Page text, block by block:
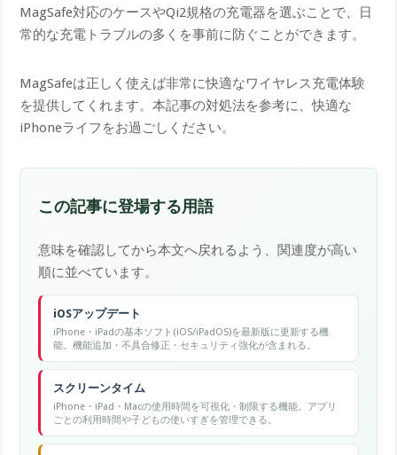
MagSafe対応のケースやQi2規格の充電器を選ぶことで、日
常的な充電トラブルの多くを事前に防ぐことができます。
MagSafeは正しく使えば非常に快適なワイヤレス充電体験
を提供してくれます。本記事の対処法を参考に、快適な
iPhoneライフをお過ごしください。
この記事に登場する用語
意味を確認してから本文へ戻れるよう、関連度が高い
順に並べています。
iOSアップデート
iPhone・iPadの基本ソフト(iOS/iPadOS)を最新版に更新する機
能。機能追加・不具合修正・セキュリティ強化が含まれる。
スクリーンタイム
iPhone・iPad・Macの使用時間を可視化・制限する機能。アプリ
ごとの利用時間や子どもの使いすぎを管理できる。